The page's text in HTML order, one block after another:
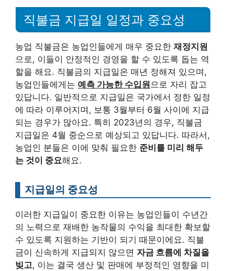
직불금 지급일 일정과 중요성
농업 직불금은 농업인들에게 매우 중요한 재정지원
으로, 이들이 안정적인 경영을 할 수 있도록 돕는 역
할을 해요. 직불금의 지급일은 매년 정해져 있으며,
농업인들에게는 예측 가능한 수입원으로 자리 잡고
있답니다. 일반적으로 지급일은 국가에서 정한 일정
에 따라 이루어지며, 보통 3월부터 6월 사이에 지급
되는 경우가 많아요. 특히 2023년의 경우, 직불금
지급일은 4월 중순으로 예상되고 있답니다. 따라서,
농업인 분들은 이에 맞춰 필요한 준비를 미리 해두
는 것이 중요해요.
지급일의 중요성
이러한 지급일이 중요한 이유는 농업인들이 수년간
의 노력으로 재배한 농작물의 수익을 최대한 확보할
수 있도록 지원하는 기반이 되기 때문이에요. 직불
금이 신속하게 지급되지 않으면 자금 흐름에 차질을
빚고, 이는 결국 생산 및 판매에 부정적인 영향을 미